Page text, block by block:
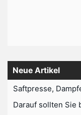
Neue Artikel
Saftpresse,
Darauf sollten Sie